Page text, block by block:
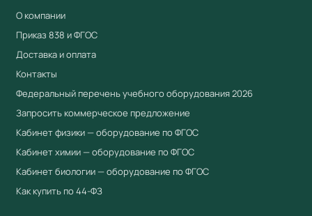
проволочная сетка с керамическим центром - 1 шт.
спиртовая горелка - 1 шт.
резиновый шланг – 2 шт.
силиконовая смазка в тюбике - 1 шт.
руководство для учителя – 1 шт.
В комплекте: Руководство для учителя.
_________________________
*Производитель оставляет за собой право вносить
О компании
Приказ 838 и ФГОС
Доставка и оплата
Контакты
Федеральный перечень учебного оборудования 2026
Запросить коммерческое предложение
Кабинет физики — оборудование по ФГОС
Кабинет химии — оборудование по ФГОС
Кабинет биологии — оборудование по ФГОС
Как купить по 44-ФЗ